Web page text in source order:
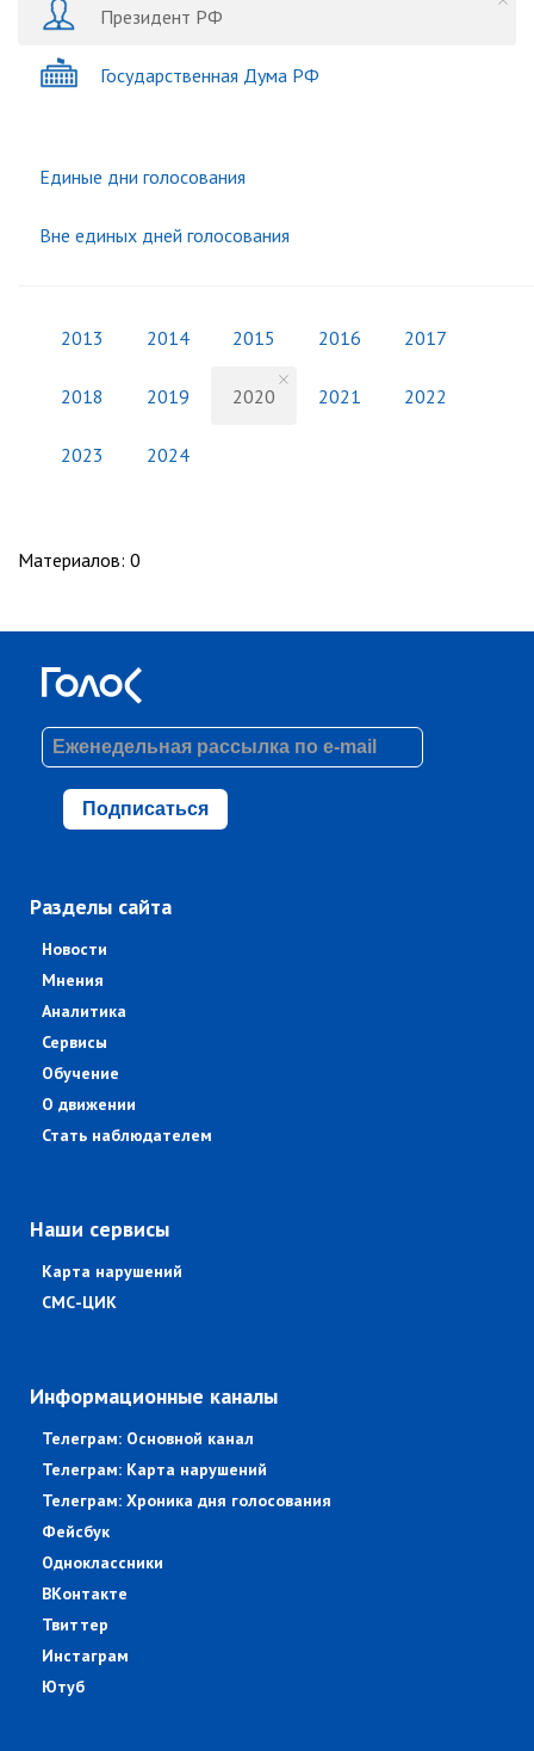
Президент РФ
Государственная Дума РФ
Единые дни голосования
Вне единых дней голосования
2013 2014 2015 2016 2017
2018 2019 2020 2021 2022
2023 2024
Материалов: 0
Подписаться
Разделы сайта
Новости
Мнения
Аналитика
Сервисы
Обучение
О движении
Стать наблюдателем
Наши сервисы
Карта нарушений
СМС-ЦИК
Информационные каналы
Телеграм: Основной канал
Телеграм: Карта нарушений
Телеграм: Хроника дня голосования
Фейсбук
Одноклассники
ВКонтакте
Твиттер
Инстаграм
Ютуб